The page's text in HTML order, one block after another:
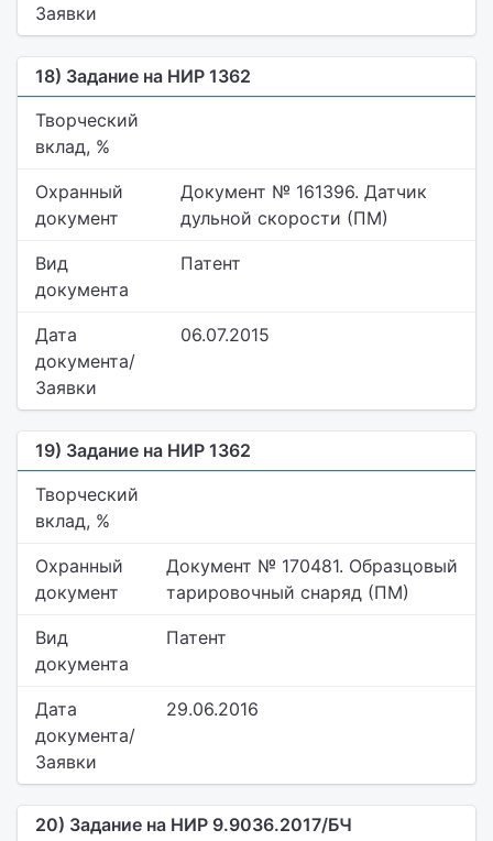
Заявки
18) Задание на НИР 1362
Творческий
вклад, %
Охранный
документ
Документ № 161396. Датчик
дульной скорости (ПМ)
Вид
документа
Патент
Дата
документа/
Заявки
06.07.2015
19) Задание на НИР 1362
Творческий
вклад, %
Охранный
документ
Документ № 170481. Образцовый
тарировочный снаряд (ПМ)
Вид
документа
Патент
Дата
документа/
Заявки
29.06.2016
20) Задание на НИР 9.9036.2017/БЧ